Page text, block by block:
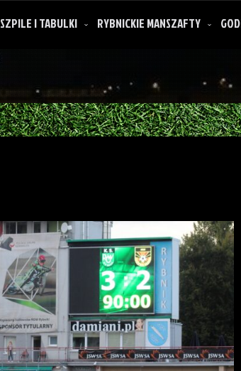
SZPILE I TABULKI RYBNICKIE MANSZAFTY
O rybnickich manszaftach